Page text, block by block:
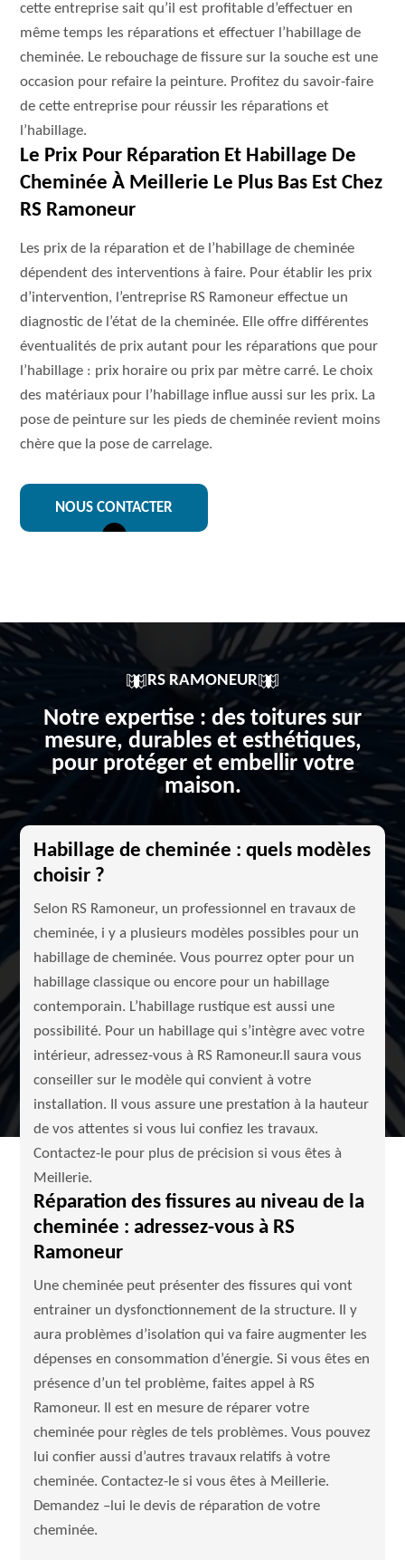
cette entreprise sait qu’il est profitable d’effectuer en
même temps les réparations et effectuer l’habillage de
cheminée. Le rebouchage de fissure sur la souche est une
occasion pour refaire la peinture. Profitez du savoir-faire
de cette entreprise pour réussir les réparations et
l’habillage.
Le Prix Pour Réparation Et Habillage De
Cheminée À Meillerie Le Plus Bas Est Chez
RS Ramoneur
Les prix de la réparation et de l’habillage de cheminée
dépendent des interventions à faire. Pour établir les prix
d’intervention, l’entreprise RS Ramoneur effectue un
diagnostic de l’état de la cheminée. Elle offre différentes
éventualités de prix autant pour les réparations que pour
l’habillage : prix horaire ou prix par mètre carré. Le choix
des matériaux pour l’habillage influe aussi sur les prix. La
pose de peinture sur les pieds de cheminée revient moins
chère que la pose de carrelage.
NOUS CONTACTER
RS RAMONEUR
Notre expertise : des toitures sur
mesure, durables et esthétiques,
pour protéger et embellir votre
maison.
Habillage de cheminée : quels modèles
choisir ?
Selon RS Ramoneur, un professionnel en travaux de
cheminée, i y a plusieurs modèles possibles pour un
habillage de cheminée. Vous pourrez opter pour un
habillage classique ou encore pour un habillage
contemporain. L’habillage rustique est aussi une
possibilité. Pour un habillage qui s’intègre avec votre
intérieur, adressez-vous à RS Ramoneur.Il saura vous
conseiller sur le modèle qui convient à votre
installation. Il vous assure une prestation à la hauteur
de vos attentes si vous lui confiez les travaux.
Contactez-le pour plus de précision si vous êtes à
Meillerie.
Réparation des fissures au niveau de la
cheminée : adressez-vous à RS
Ramoneur
Une cheminée peut présenter des fissures qui vont
entrainer un dysfonctionnement de la structure. Il y
aura problèmes d’isolation qui va faire augmenter les
dépenses en consommation d’énergie. Si vous êtes en
présence d’un tel problème, faites appel à RS
Ramoneur. Il est en mesure de réparer votre
cheminée pour règles de tels problèmes. Vous pouvez
lui confier aussi d’autres travaux relatifs à votre
cheminée. Contactez-le si vous êtes à Meillerie.
Demandez –lui le devis de réparation de votre
cheminée.